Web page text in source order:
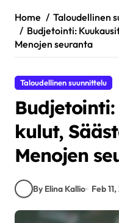
Home
Taloudellinen
Budjetointi:
Menojen seuranta
Taloudellinen suunnittelu
kulut,
Menojen
By Elina Kallio Feb